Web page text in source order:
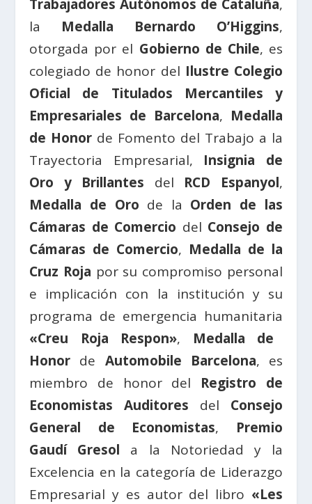
Trabajadores Autónomos de Cataluña,
la Medalla Bernardo O’Higgins,
otorgada por el Gobierno de Chile, es
colegiado de honor del Ilustre Colegio
Oficial de Titulados Mercantiles y
Empresariales de Barcelona, Medalla
de Honor de Fomento del Trabajo a la
Trayectoria Empresarial, Insignia de
Oro y Brillantes del RCD Espanyol,
Medalla de Oro de la Orden de las
Cámaras de Comercio del Consejo de
Cámaras de Comercio, Medalla de la
Cruz Roja por su compromiso personal
e implicación con la institución y su
programa de emergencia humanitaria
«Creu Roja Respon», Medalla de
Honor de Automobile Barcelona, es
miembro de honor del Registro de
Economistas Auditores del Consejo
General de Economistas, Premio
Gaudí Gresol a la Notoriedad y la
Excelencia en la categoría de Liderazgo
Empresarial y es autor del libro «Les